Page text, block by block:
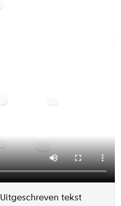
Uitgeschreven tekst